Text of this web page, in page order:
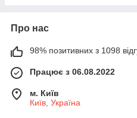
Про нас
98% позитивних з 1098
Працює з 06.08.2022
м. Київ
Київ, Україна